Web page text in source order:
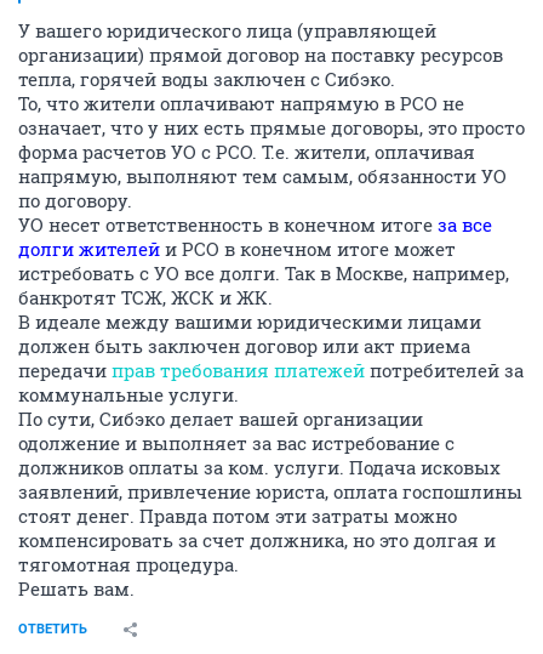
У вашего юридического лица (управляющей
организации) прямой договор на поставку ресурсов
тепла, горячей воды заключен с Сибэко.
То, что жители оплачивают напрямую в РСО не
означает, что у них есть прямые договоры, это просто
форма расчетов УО с РСО. Т.е. жители, оплачивая
напрямую, выполняют тем самым, обязанности УО
по договору.
УО несет ответственность в конечном итоге за все
долги жителей и РСО в конечном итоге может
истребовать с УО все долги. Так в Москве, например,
банкротят ТСЖ, ЖСК и ЖК.
В идеале между вашими юридическими лицами
должен быть заключен договор или акт приема
передачи прав требования платежей потребителей за
коммунальные услуги.
По сути, Сибэко делает вашей организации
одолжение и выполняет за вас истребование с
должников оплаты за ком. услуги. Подача исковых
заявлений, привлечение юриста, оплата госпошлины
стоят денег. Правда потом эти затраты можно
компенсировать за счет должника, но это долгая и
тягомотная процедура.
Решать вам.
ОТВЕТИТЬ